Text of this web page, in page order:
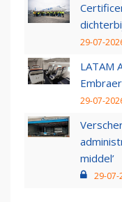
29-07-
LATAM
29-07-
middel’
29-07-